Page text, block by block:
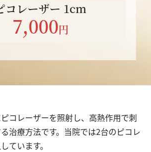
コレーザー 1cm
7,000円
コレーザーを照射し、高熱作用で刺
治療方法です。当院では2台のピコレ
ています。